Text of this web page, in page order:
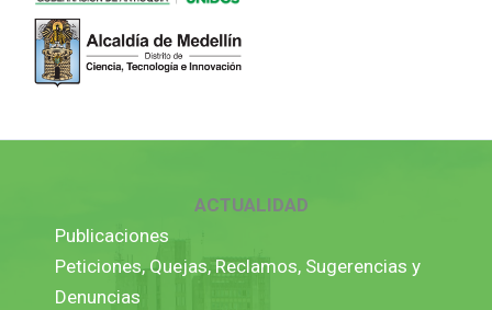
ACTUALIDAD
Publicaciones
Peticiones, Quejas, Reclamos, Sugerencias y
Denuncias